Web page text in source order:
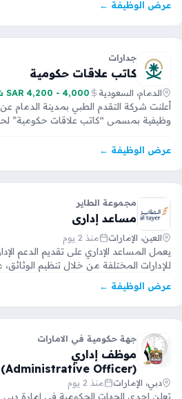
عرض الوظيفة ←
جدارات
كاتب علاقات حكومية
الدمام، السعودية 4,000 - 4,200 SAR شهرياً
أعلنت شركة التقدم الطبي بمدينة الدمام
وظيفية بمسمى “كاتب علاقات حكومية”
عرض الوظيفة ←
مجموعة الطاير
مساعد إداري
العين، الإمارات
منذ 2 يوم
يعمل المساعد الإداري على تقديم الدعم
للإدارات المختلفة من خلال تنظيم الوثائق،
عرض الوظيفة ←
جهة حكومية في الامارات
موظف إداري
(Administrative Officer)
دبي، الإمارات
منذ 2 يوم
تعلن إحدى الجهات الحكومية في إمارة